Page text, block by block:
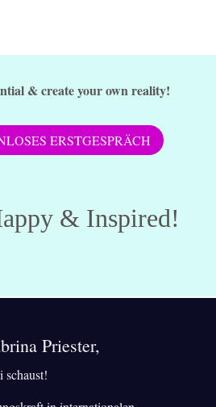
& create your own reality!
ERSTGESPRÄCH
& Inspired!
Priester,
schaust!